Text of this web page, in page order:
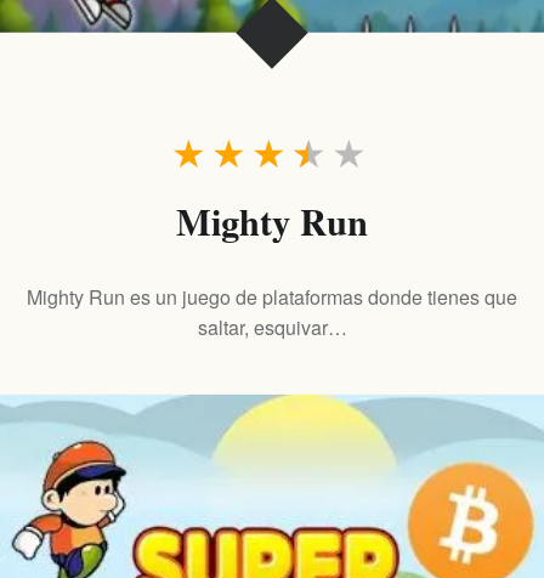
★
★
★
★
★
Mighty Run
Mighty Run es un juego de plataformas donde tienes que
saltar, esquivar…